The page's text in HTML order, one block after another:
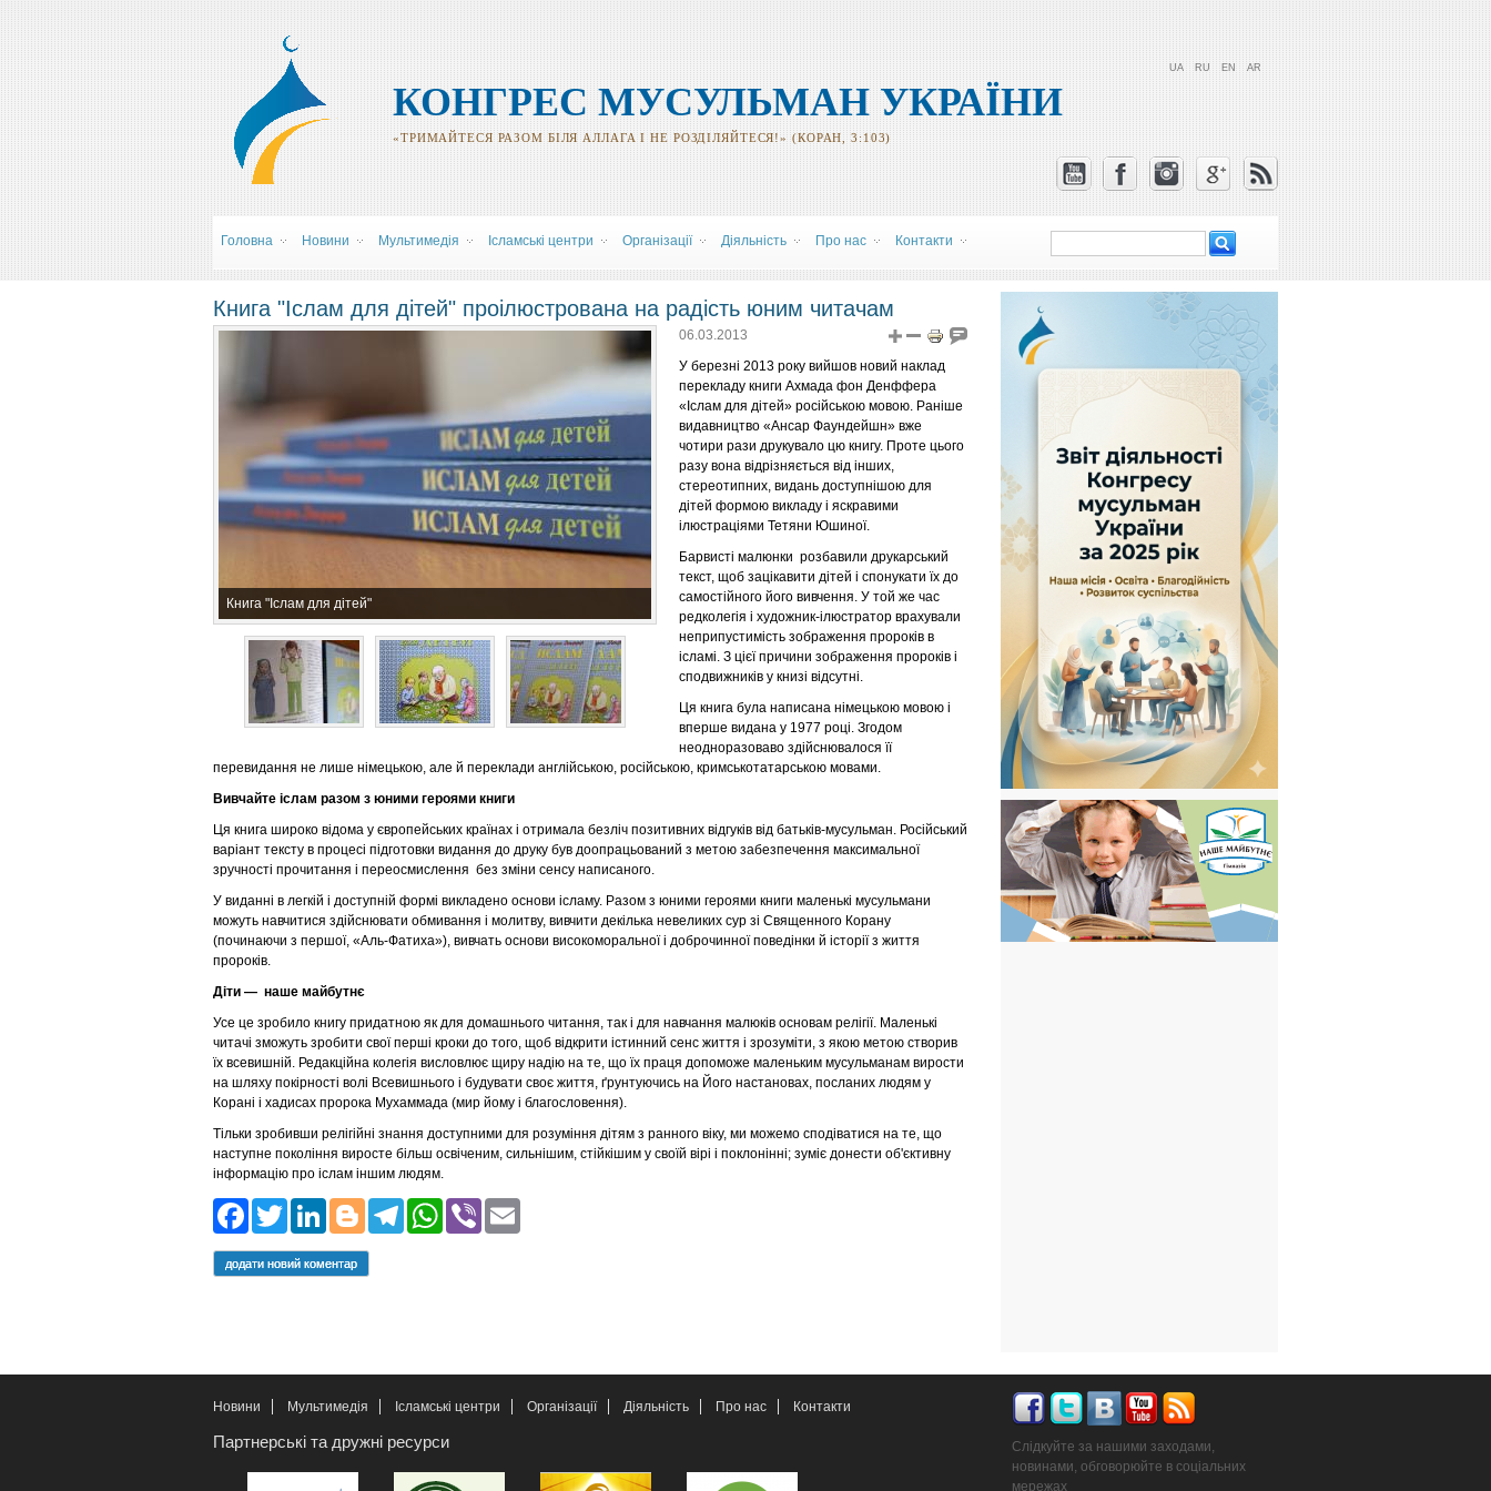
КОНГРЕС МУСУЛЬМАН УКРАЇНИ
«ТРИМАЙТЕСЯ РАЗОМ БІЛЯ АЛЛАГА І НЕ РОЗДІЛЯЙТЕСЯ!» (КОРАН, 3:103)
UA RU EN AR
Головна Новини Мультимедія Ісламські центри Організації Діяльність Про нас Контакти
Пошукова
форма
Книга "Іслам для дітей" проілюстрована на радість юним читачам
Книга "Іслам для дітей"
06.03.2013
У березні 2013 року вийшов новий наклад
перекладу книги Ахмада фон Денффера
« Іслам для дітей» російською мовою. Раніше
видавництво «Ансар Фаундейшн» вже
чотири рази друкувало цю книгу. Проте цього
разу вона відрізняється від інших,
стереотипних, видань доступнішою для
дітей формою викладу і яскравими
ілюстраціями Тетяни Юшиної.
Барвисті малюнки розбавили друкарський
текст, щоб зацікавити дітей і спонукати їх до
самостійного його вивчення. У той же час
редколегія і художник-ілюстратор врахували
неприпустимість зображення пророків в
ісламі. З цієї причини зображення пророків і
сподвижників у книзі відсутні.
Ця книга була написана німецькою мовою і
вперше видана у 1977 році. Згодом
неодноразоваво здійснювалося її
перевидання не лише німецькою, але й переклади англійською, російською, кримськотатарською мовами.
Вивчайте іслам разом з юними героями книги
Ця книга широко відома у європейських країнах і отримала безліч позитивних відгуків від батьків-мусульман. Російський
варіант тексту в процесі підготовки видання до друку був доопрацьований з метою забезпечення максимальної
зручності прочитання і переосмислення без зміни сенсу написаного.
У виданні в легкій і доступній формі викладено основи ісламу. Разом з юними героями книги маленькі мусульмани
можуть навчитися здійснювати обмивання і молитву, вивчити декілька невеликих сур зі Священного Корану
(починаючи з першої, «Аль-Фатиха»), вивчать основи високоморальної і доброчинної поведінки й історії з життя
пророків.
Діти — наше майбутнє
Усе це зробило книгу придатною як для домашнього читання, так і для навчання малюків основам релігії. Маленькі
читачі зможуть зробити свої перші кроки до того, щоб відкрити істинний сенс життя і зрозуміти, з якою метою створив
їх всевишній. Редакційна колегія висловлює щиру надію на те, що їх праця допоможе маленьким мусульманам вирости
на шляху покірності волі Всевишнього і будувати своє життя, ґрунтуючись на Його настановах, посланих людям у
Корані і хадисах пророка Мухаммада (мир йому і благословення).
Тільки зробивши релігійні знання доступними для розуміння дітям з ранного віку, ми можемо сподіватися на те, що
наступне покоління виросте більш освіченим, сильнішим, стійкішим у своїй вірі і поклонінні; зуміє донести об'єктивну
інформацію про іслам іншим людям.
Facebook
Twitter
LinkedIn
Blogger
Telegram
WhatsApp
Viber
додати новий коментар
Слідкуйте за нашими заходами,
новинами, обговорюйте в соціальних
мережах
Новини Мультимедія Ісламські центри Організації Діяльність Про нас Контакти
Партнерські та дружні ресурси